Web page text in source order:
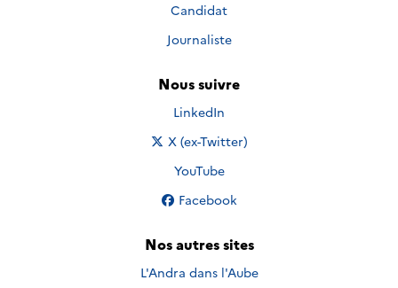
Candidat
Journaliste
Nous suivre
Nous suivre sur
LinkedIn
Nous suivre sur
X (ex-Twitter)
Nous suivre sur
YouTube
Nous suivre sur
Facebook
Nos autres sites
L'Andra dans l'Aube